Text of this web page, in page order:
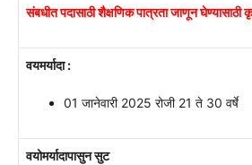
संबधीत पदासाठी शैक्षणिक पात्रता जाणून घेण्यासाठी
वयमर्यादा :
01 जानेवारी 2025 रोजी 21 ते 30 वर्षे
वयोमर्यादापासुन सुट